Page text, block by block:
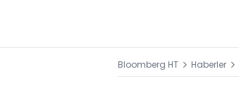
Bloomberg HT Haberler